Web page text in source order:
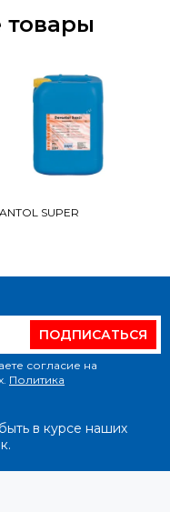
SUPER
ПОДПИСАТЬСЯ
согласие на
Политика
в курсе наших